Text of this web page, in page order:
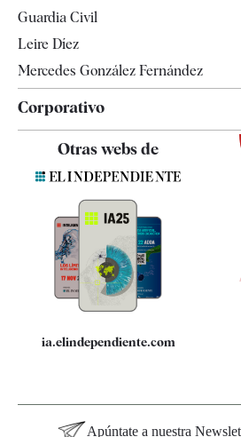
Guardia Civil
Leire Díez
Mercedes González Fernández
Corporativo
Quiénes somos
Especificaciones
Otras webs de
ia.elindependiente.com
Apúntate a nuestra